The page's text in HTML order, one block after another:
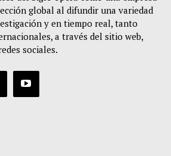
global al difundir una variedad
y en tiempo real, tanto
a través del sitio web,
sociales.